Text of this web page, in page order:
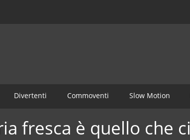
Divertenti Commoventi Slow Motion
fresca è quello che ci